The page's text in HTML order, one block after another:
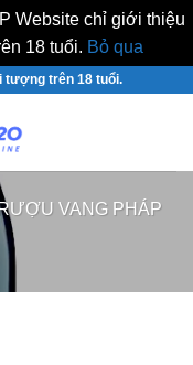
Website chỉ giới thiệu
18 tuổi. Bỏ qua
tượng trên 18 tuổi.
RƯỢU VANG PHÁP